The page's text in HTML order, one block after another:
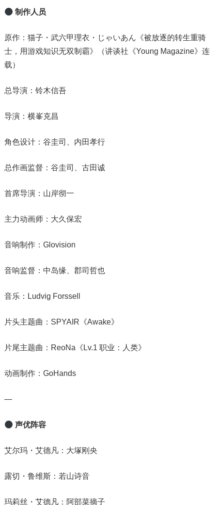
制作人员
原作：猫子・武六甲理衣・じゃいあん《被放逐的转生重骑
士，用游戏知识无双制霸》（讲谈社《Young Magazine》连
载）
总导演：铃木信吾
导演：横峯克昌
角色设计：谷圭司、内田孝行
总作画监督：谷圭司、古田诚
首席导演：山岸彻一
主力动画师：大久保宏
音响制作：Glovision
音响监督：中岛缘、郡司哲也
音乐：Ludvig Forssell
片头主题曲：SPYAIR《Awake》
片尾主题曲：ReoNa《Lv.1 职业：人类》
动画制作：GoHands
—
声优阵容
艾尔玛・艾德凡：大塚刚央
露切・鲁维斯：若山诗音
玛莉丝・艾德凡：阿部菜摘子